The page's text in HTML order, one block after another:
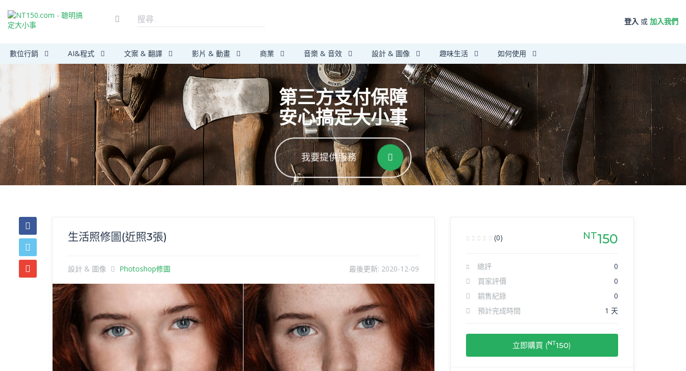
登入 或 加入我們
數位行銷 AI&程式 文案 & 翻譯 影片 & 動畫 商業 音樂 & 音效 設計 & 圖像 趣味生活 如何使用
第三方支付保障
安心搞定大小事
我要提供服務
生活照修圖(近照3張)
設計 & 圖像 Photoshop修圖 最後更新: 2020-12-09
Previous Next
(0) NT150
總評
0
買家評價
0
銷售紀錄
0
預計完成時間
1 天
立即購買 (NT150)